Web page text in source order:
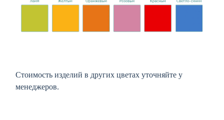
Стоимость изделий в других цветах уточняйте у
менеджеров.